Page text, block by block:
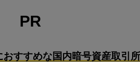
PR
すすめな国内暗号資産取引